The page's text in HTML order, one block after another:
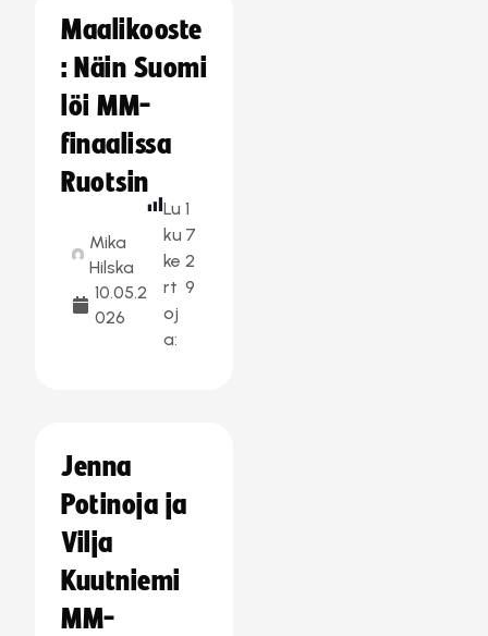
Maalikooste
: Näin Suomi
löi MM-
finaalissa
Ruotsin
Mika
Hilska
10.05.2
026
Lu
ku
ke
rt
oj
a:
1
7
2
9
Jenna
Potinoja ja
Vilja
Kuutniemi
MM-